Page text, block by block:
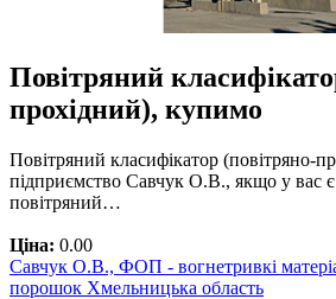
Повітряний
прохідний), купимо
Повітряний класифікатор (повітряно-
підприємство Савчук О.В., якщо у вас є
повітряний…
Ціна: 0.00
Савчук О.В., ФОП - вогнетривкі
порошок Хмельницька область